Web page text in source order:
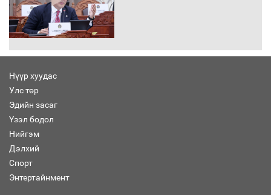
албан татварыг тэглэлээ
Нүүр хуудас
Улс төр
Эдийн засаг
Үзэл бодол
Нийгэм
Дэлхий
Спорт
Энтертайнмент